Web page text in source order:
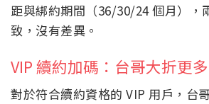
距與綁約期間（36/30/24 個月），
致，沒有差異。
VIP 續約加碼：台哥大折更多
對於符合續約資格的 VIP 用戶，台